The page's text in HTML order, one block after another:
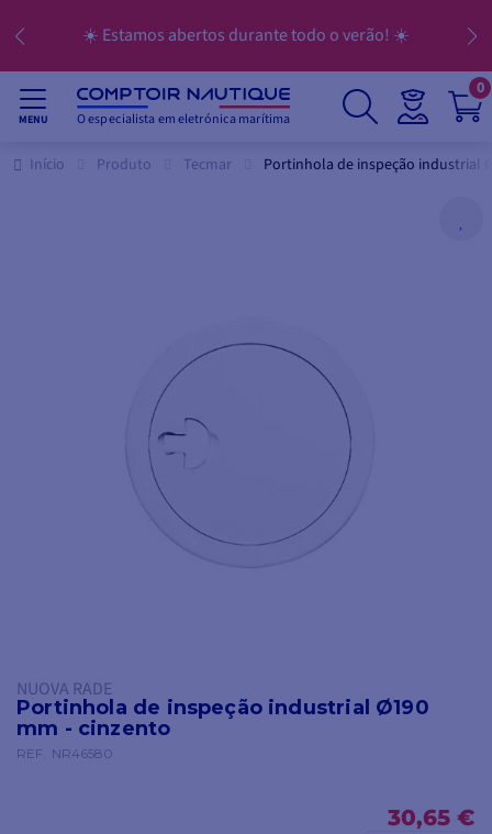
☀️ Estamos abertos durante todo o verão! ☀️
MENU O especialista em eletrónica marítima
0
Início Produto Tecmar Portinhola de inspeção industrial
NUOVA RADE
Portinhola de inspeção industrial Ø190
mm - cinzento
REF. NR46580
30,65 €